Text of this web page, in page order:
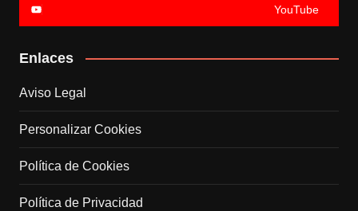
YouTube
Enlaces
Aviso Legal
Personalizar Cookies
Política de Cookies
Política de Privacidad